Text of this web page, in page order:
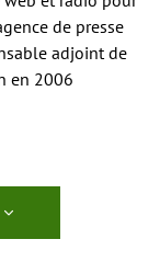
de presse
adjoint de
en 2006